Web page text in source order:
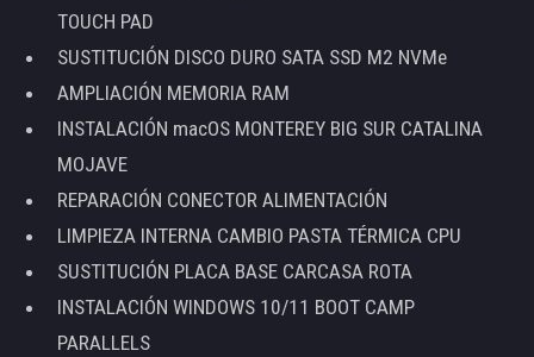
TOUCH PAD
SUSTITUCIÓN DISCO DURO SATA SSD M2 NVMe
AMPLIACIÓN MEMORIA RAM
INSTALACIÓN macOS MONTEREY BIG SUR CATALINA
MOJAVE
REPARACIÓN CONECTOR ALIMENTACIÓN
LIMPIEZA INTERNA CAMBIO PASTA TÉRMICA CPU
SUSTITUCIÓN PLACA BASE CARCASA ROTA
INSTALACIÓN WINDOWS 10/11 BOOT CAMP
PARALLELS